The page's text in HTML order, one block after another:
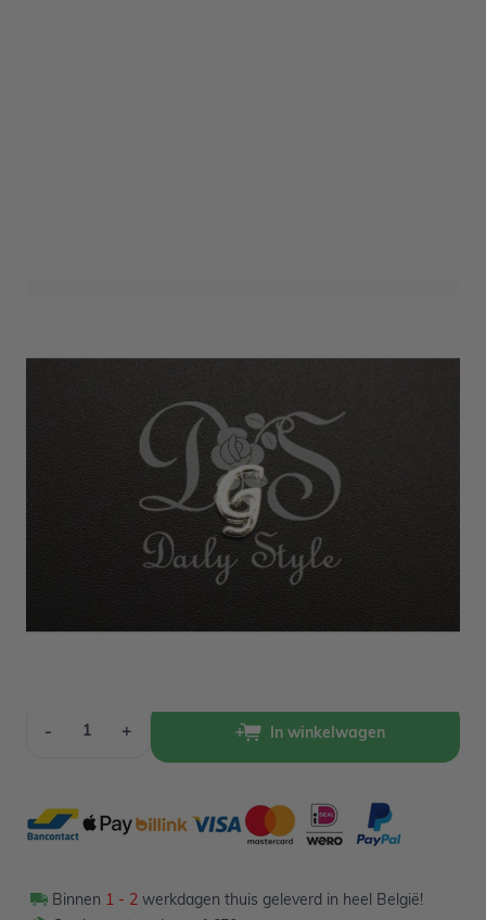
Art. nr. 1301-400Z-G
- + In winkelwagen
Binnen 1 - 2 werkdagen thuis geleverd in heel België!